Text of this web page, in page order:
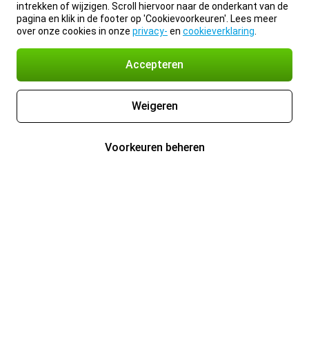
intrekken of wijzigen. Scroll hiervoor naar de onderkant van de
pagina en klik in de footer op 'Cookievoorkeuren'. Lees meer
over onze cookies in onze privacy- en cookieverklaring
Accepteren
Weigeren
Voorkeuren beheren